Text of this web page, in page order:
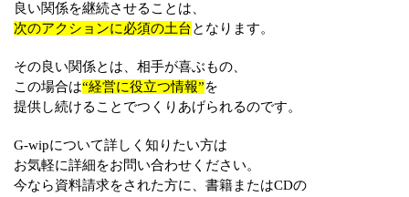
良い関係を継続させることは、
次のアクションに必須の土台となります。
その良い関係とは、相手が喜ぶもの、
この場合は“経営に役立つ情報”を
提供し続けることでつくりあげられるのです。
G-wipについて詳しく知りたい方は
お気軽に詳細をお問い合わせください。
今なら資料請求をされた方に、書籍またはCDの